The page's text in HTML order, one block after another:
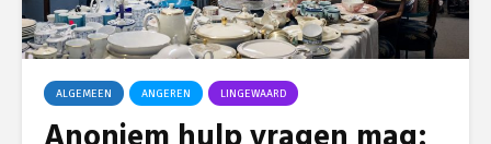
ALGEMEEN ANGEREN LINGEWAARD